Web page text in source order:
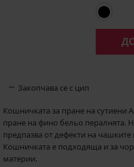
Закопчава се с цип
Кошничката за пране на
пране на фино бельо пералнята. Надеждно защитава бельото,
предпазва от дефекти на
Кошничката е подходяща и за
материи.